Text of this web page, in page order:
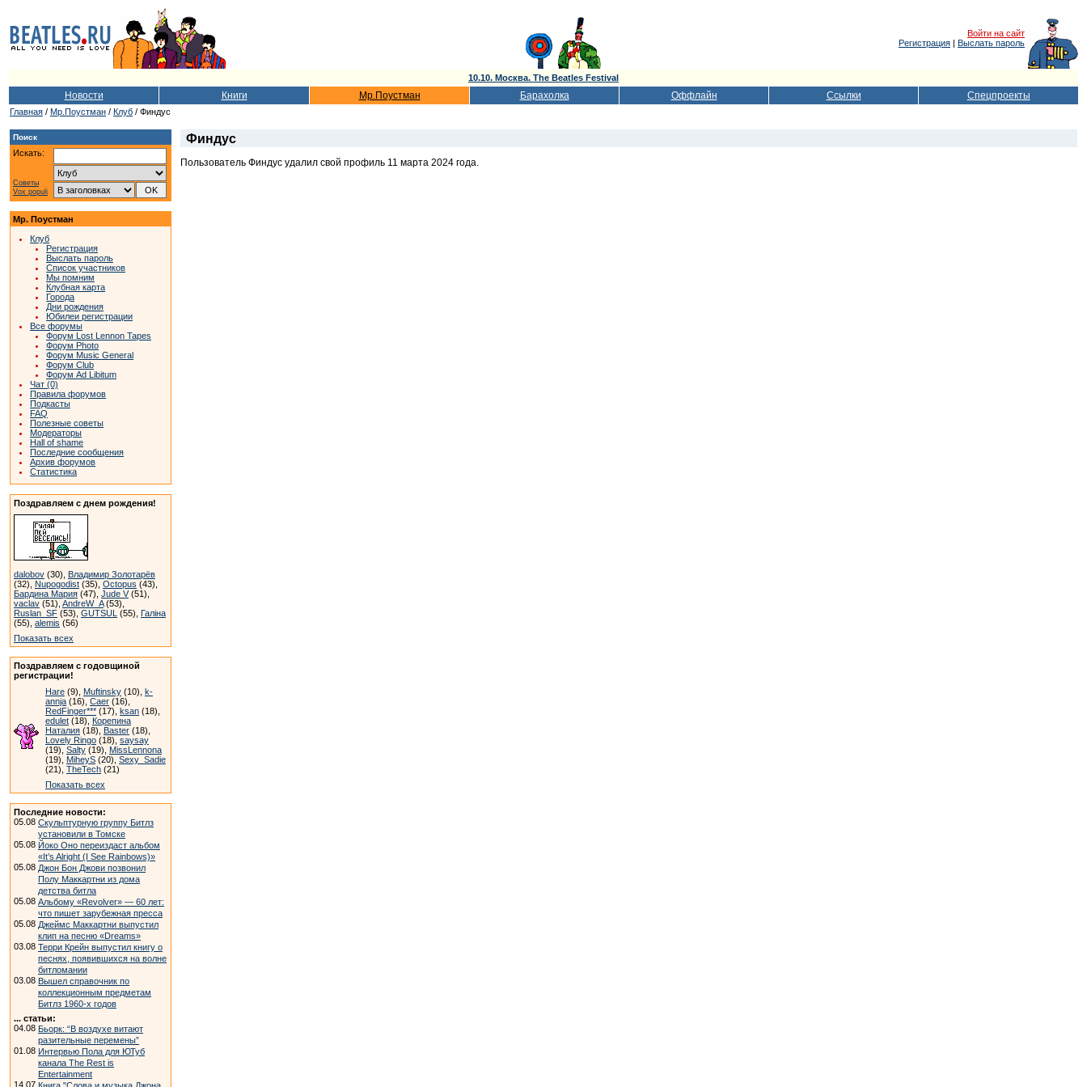
Войти на сайт
Регистрация | Выслать пароль
10.10. Москва. The Beatles Festival
Новости Книги Мр.Поустман Барахолка Оффлайн Ссылки Спецпроекты
Главная / Мр.Поустман / Клуб / Финдус
Поиск
Искать:
Советы
Vox populi
Мр. Поустман
Клуб
Регистрация
Выслать пароль
Список участников
Мы помним
Клубная карта
Города
Дни рождения
Юбилеи регистрации
Все форумы
Форум Lost Lennon Tapes
Форум Photo
Форум Music General
Форум Club
Форум Ad Libitum
Чат (0)
Правила форумов
Подкасты
FAQ
Полезные советы
Модераторы
Hall of shame
Последние сообщения
Архив форумов
Статистика
Поздравляем с днем рождения!
dalobov (30), Владимир Золотарёв
(32), Nupogodist (35), Octopus (43),
Бардина Мария (47), Jude V(51),
vaclav (51), AndreW_A(53),
Ruslan_SF (53), GUTSUL (55), Галіна
(55), alemis (56)
Показать всех
Поздравляем с годовщиной
регистрации!
Hare (9), Muftinsky (10), k-
annja (16), Caer (16),
RedFinger*** (17), ksan (18),
edulet (18), Корепина
Наталия (18), Baster (18),
Lovely Ringo (18), saysay
(19), Salty (19), MissLennona
(19), MiheyS (20), Sexy_Sadie
(21), TheTech (21)
Показать всех
Последние новости:
05.08 Скульптурную группу Битлз
установили в Томске
05.08 Йоко Оно переиздаст альбом
«It’s Alright (I See Rainbows)»
05.08 Джон Бон Джови позвонил
Полу Маккартни из дома
детства битла
05.08 Альбому «Revolver» — 60 лет:
что пишет зарубежная пресса
05.08 Джеймс Маккартни выпустил
клип на песню «Dreams»
03.08 Терри Крейн выпустил книгу о
песнях, появившихся на волне
битломании
03.08 Вышел справочник по
коллекционным предметам
Битлз 1960-х годов
... статьи:
04.08 Бьорк: “В воздухе витают
разительные перемены”
01.08 Интервью Пола для ЮТуб
канала The Rest is
Entertainment
14.07
Финдус
Пользователь Финдус удалил свой профиль 11 марта 2024 года.